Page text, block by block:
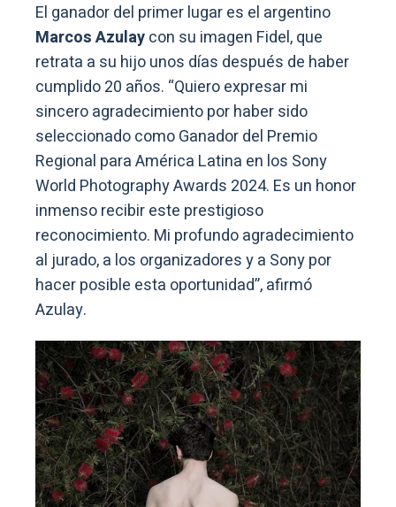
El ganador del primer lugar es el argentino
Marcos Azulaycon su imagen Fidel, que
retrata a su hijo unos días después de haber
cumplido 20 años. “Quiero expresar mi
sincero agradecimiento por haber sido
seleccionado como Ganador del Premio
Regional para América Latina en los Sony
World Photography Awards 2024. Es un honor
inmenso recibir este prestigioso
reconocimiento. Mi profundo agradecimiento
al jurado, a los organizadores y a Sony por
hacer posible esta oportunidad”, afirmó
Azulay.